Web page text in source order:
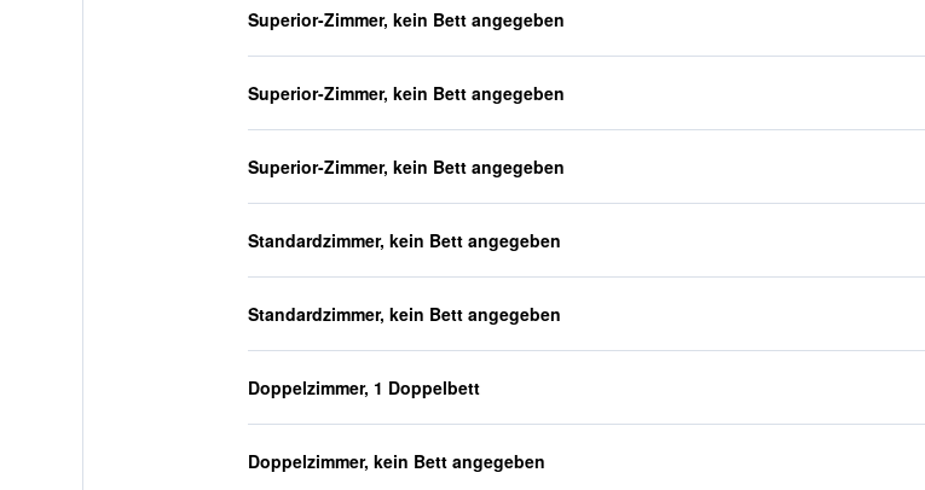
Superior-Zimmer, kein Bett angegeben
Superior-Zimmer, kein Bett angegeben
Superior-Zimmer, kein Bett angegeben
Standardzimmer, kein Bett angegeben
Standardzimmer, kein Bett angegeben
Doppelzimmer, 1 Doppelbett
Doppelzimmer, kein Bett angegeben